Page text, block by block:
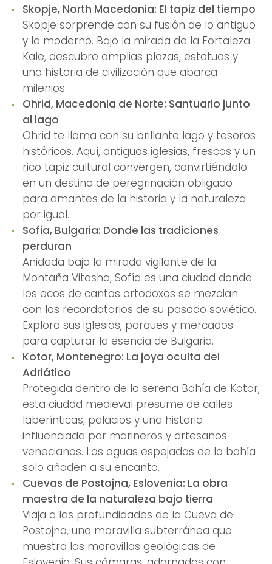
Skopje, North Macedonia: El tapiz del tiempo
Skopje sorprende con su fusión de lo antiguo
y lo moderno. Bajo la mirada de la Fortaleza
Kale, descubre amplias plazas, estatuas y
una historia de civilización que abarca
milenios.
Ohrid, Macedonia de Norte: Santuario junto
al lago
Ohrid te llama con su brillante lago y tesoros
históricos. Aquí, antiguas iglesias, frescos y un
rico tapiz cultural convergen, convirtiéndolo
en un destino de peregrinación obligado
para amantes de la historia y la naturaleza
por igual.
Sofia, Bulgaria: Donde las tradiciones
perduran
Anidada bajo la mirada vigilante de la
Montaña Vitosha, Sofía es una ciudad donde
los ecos de cantos ortodoxos se mezclan
con los recordatorios de su pasado soviético.
Explora sus iglesias, parques y mercados
para capturar la esencia de Bulgaria.
Kotor, Montenegro: La joya oculta del
Adriático
Protegida dentro de la serena Bahía de Kotor,
esta ciudad medieval presume de calles
laberínticas, palacios y una historia
influenciada por marineros y artesanos
venecianos. Las aguas espejadas de la bahía
solo añaden a su encanto.
Cuevas de Postojna, Eslovenia: La obra
maestra de la naturaleza bajo tierra
Viaja a las profundidades de la Cueva de
Postojna, una maravilla subterránea que
muestra las maravillas geológicas de